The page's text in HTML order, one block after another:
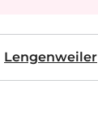
Lengenweiler